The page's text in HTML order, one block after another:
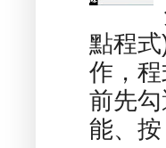
點程
作，
前先
能、